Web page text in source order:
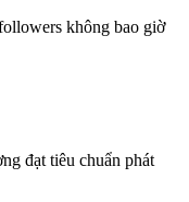
không bao giờ
đạt tiêu chuẩn phát